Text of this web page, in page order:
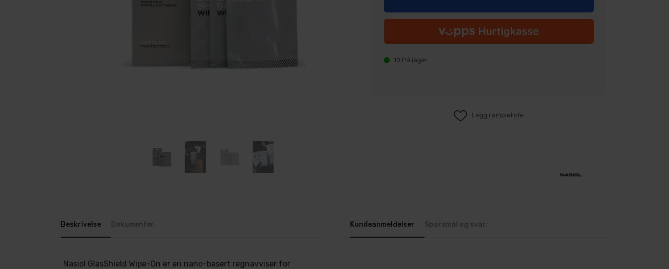
10 På lager
Legg i ønskeliste
Beskrivelse Dokumenter
Nasiol GlasShield Wipe-On er en nano-basert regnavviser for
Kundeanmeldelser Spørsmål og svar: